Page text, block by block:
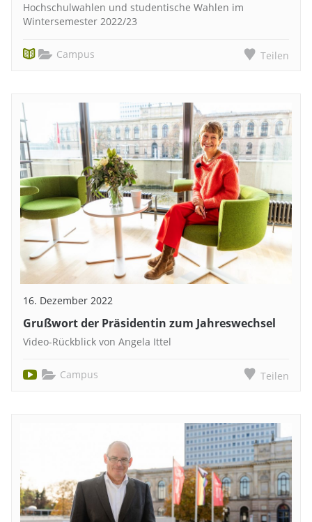
Hochschulwahlen und studentische Wahlen im
Wintersemester 2022/23
Campus Teilen
16. Dezember 2022
Grußwort der Präsidentin zum Jahreswechsel
Video-Rückblick von Angela Ittel
Campus Teilen